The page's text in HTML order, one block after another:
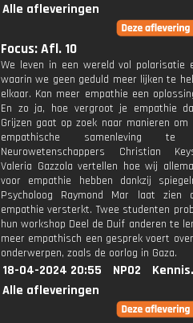
Alle afleveringen
Focus: Afl. 10
We leven in een wereld vol polarisatie
waarin we geen geduld meer lijken te
elkaar. Kan meer empathie een
En zo ja, hoe vergroot je empathie
Grijzen gaat op zoek naar manieren om
empathische samenleving te
Neurowetenschappers Christian
Valeria Gazzola vertellen hoe wij
voor empathie hebben dankzij
Psycholoog Raymond Mar laat zien
empathie versterkt. Twee studenten
hun workshop Deel de Duif anderen te
meer empathisch een gesprek voert
onderwerpen, zoals de oorlog in Gaza.
18-04-2024 20:55 NPO2
Alle afleveringen